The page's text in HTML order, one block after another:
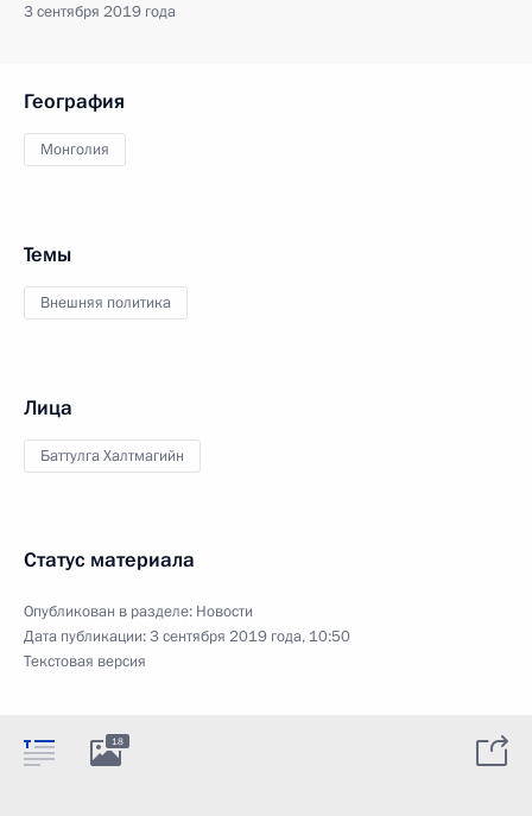
3 сентября 2019 года
География
Монголия
Темы
Внешняя политика
Лица
Баттулга Халтмагийн
Статус материала
Опубликован в разделе: Новости
Дата публикации:3 сентября 2019 года, 10:50
Текстовая версия
18